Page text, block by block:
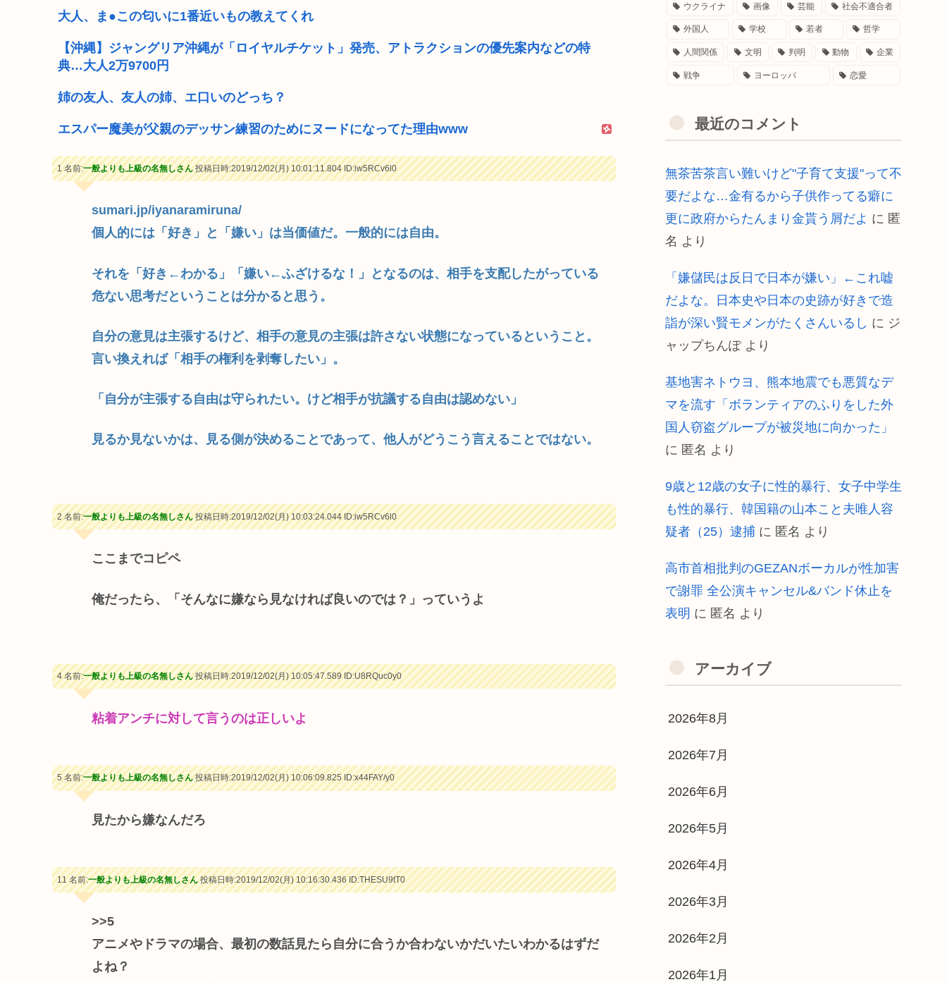
大人、ま●この匂いに1番近いもの教えてくれ
【沖縄】ジャングリア沖縄が「ロイヤルチケット」発売、アトラクションの優先案内などの特
典…大人2万9700円
姉の友人、友人の姉、エ口いのどっち？
エスパー魔美が父親のデッサン練習のためにヌードになってた理由www
1 名前:一般よりも上級の名無しさん投稿日時:2019/12/02(月) 10:01:11.804ID:iw5RCv6l0
sumari.jp/iyanaramiruna/
個人的には「好き」と「嫌い」は当価値だ。一般的には自由。
それを「好き←わかる」「嫌い←ふざけるな！」となるのは、相手を支配したがっている
危ない思考だということは分かると思う。
自分の意見は主張するけど、相手の意見の主張は許さない状態になっているということ。
言い換えれば「相手の権利を剥奪したい」。
「自分が主張する自由は守られたい。けど相手が抗議する自由は認めない」
見るか見ないかは、見る側が決めることであって、他人がどうこう言えることではない。
2 名前:一般よりも上級の名無しさん投稿日時:2019/12/02(月) 10:03:24.044ID:iw5RCv6l0
ここまでコピペ
俺だったら、「そんなに嫌なら見なければ良いのでは？」っていうよ
4 名前:一般よりも上級の名無しさん投稿日時:2019/12/02(月) 10:05:47.589ID:U8RQuc0y0
粘着アンチに対して言うのは正しいよ
5 名前:一般よりも上級の名無しさん投稿日時:2019/12/02(月) 10:06:09.825ID:x44FAY/y0
見たから嫌なんだろ
11 名前:一般よりも上級の名無しさん投稿日時:2019/12/02(月) 10:16:30.436ID:THESU9tT0
>>5
アニメやドラマの場合、最初の数話見たら自分に合うか合わないかだいたいわかるはずだ
よね？
ウクライナ 画像 芸能 社会不適合者
外国人 学校 若者 哲学
人間関係 文明 判明 動物 企業
戦争 ヨーロッパ 恋愛
最近のコメント
無茶苦茶言い難いけど"子育て支援"って不
要だよな…金有るから子供作ってる癖に
更に政府からたんまり金貰う屑だよ に 匿
名 より
「嫌儲民は反日で日本が嫌い」←これ嘘
だよな。日本史や日本の史跡が好きで造
詣が深い賢モメンがたくさんいるし に ジ
ャップちんぽより
基地害ネトウヨ、熊本地震でも悪質なデ
マを流す「ボランティアのふりをした外
国人窃盗グループが被災地に向かった」
に 匿名 より
9歳と12歳の女子に性的暴行、女子中学生
も性的暴行、韓国籍の山本こと夫唯人容
疑者（25）逮捕 に 匿名 より
高市首相批判のGEZANボーカルが性加害
で謝罪 全公演キャンセル&バンド休止を
表明 に 匿名 より
アーカイブ
2026年8月
2026年7月
2026年6月
2026年5月
2026年4月
2026年3月
2026年2月
2026年1月